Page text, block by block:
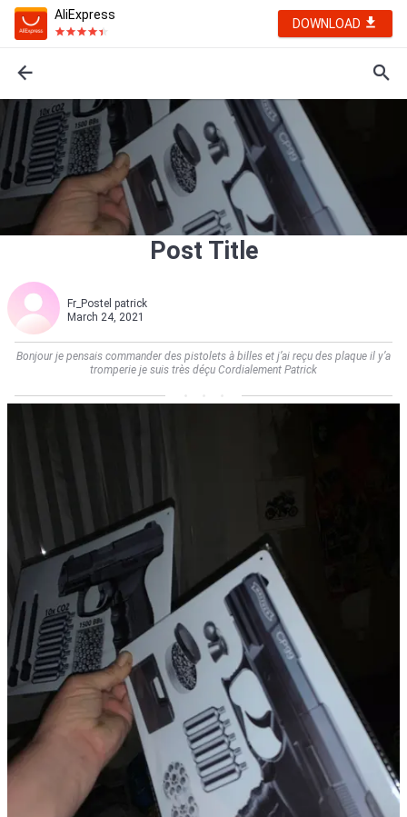
AliExpress
DOWNLOAD
Post Title
Fr_Postel patrick
March 24, 2021
Bonjour je pensais commander des pistolets à billes et j’ai reçu des plaque il y’a
tromperie je suis très déçu Cordialement Patrick